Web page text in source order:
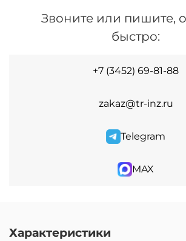
Звоните или пишите,
быстро:
+7 (3452) 69-81-88
zakaz@tr-inz.ru
Telegram
MAX
Характеристики